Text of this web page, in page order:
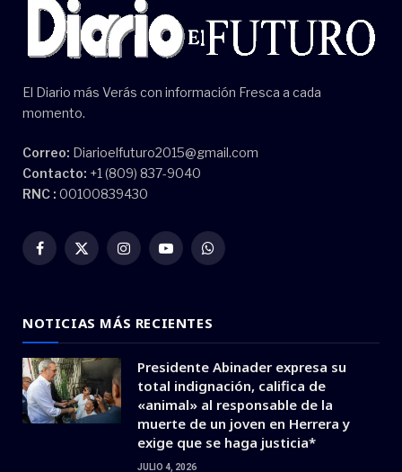
El Diario más Verás con información Fresca a cada
momento.
Correo: Diarioelfuturo2015@gmail.com
Contacto: +1 (809) 837-9040
RNC : 00100839430
Facebook
X
InstagramYouTubeWhatsApp
NOTICIAS MÁS RECIENTES
Presidente Abinader expresa su
total indignación, califica de
«animal» al responsable de la
muerte de un joven en Herrera y
exige que se haga justicia*
JULIO 4, 2026